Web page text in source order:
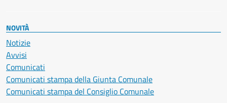
NOVITÀ
Notizie
Avvisi
Comunicati
Comunicati stampa della Giunta Comunale
Comunicati stampa del Consiglio Comunale